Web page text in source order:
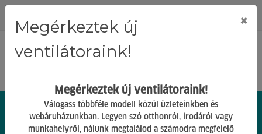
Megérkeztek új
ventilátoraink!
×
Megérkeztek új ventilátoraink!
Válogass többféle modell közül üzleteinkben és
webáruházunkban. Legyen szó otthonról, irodáról vagy
munkahelyről, nálunk megtalálod a számodra megfelelő